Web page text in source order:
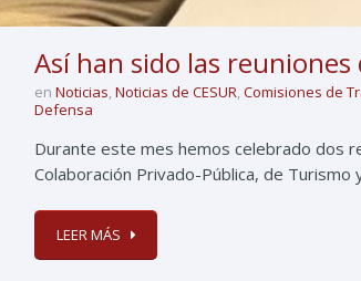
Así han sido las
enNoticias,Noticias de CESUR,Comisiones de
Defensa
Durante este mes hemos celebrado dos
Colaboración Privado-Pública, de Turismo
LEER MÁS